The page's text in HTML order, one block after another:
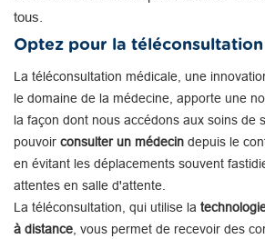
tous.
Optez pour la
La téléconsultation médicale, une
le domaine de la médecine, apporte une
la façon dont nous accédons aux soins de
pouvoir consulter un médecin depuis le
en évitant les déplacements souvent
attentes en salle d'attente.
La téléconsultation, qui utilise la
à distance , vous permet de recevoir des